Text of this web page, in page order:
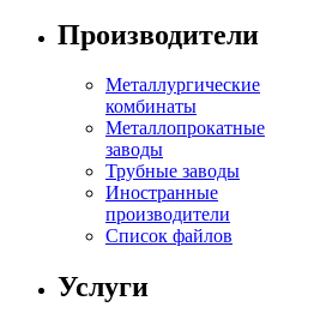
Производители
Металлургические
комбинаты
Металлопрокатные
заводы
Трубные заводы
Иностранные
производители
Список файлов
Услуги